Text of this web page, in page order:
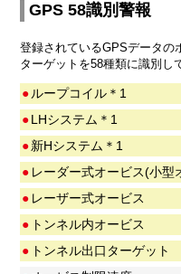
GPS 58識別警報
登録されているGPSデータの
ターゲットを58種類に識別し
● ループコイル＊1
●LHシステム＊1
●新Hシステム＊1
● レーダー式オービス(小型
● レーザー式オービス
● トンネル内オービス
● トンネル出口ターゲット